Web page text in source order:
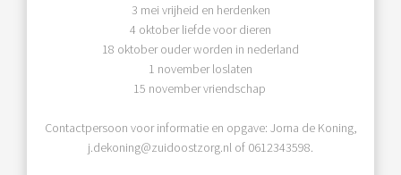
3 mei vrijheid en herdenken
4 oktober liefde voor dieren
18 oktober ouder worden in nederland
1 november loslaten
15 november vriendschap
Contactpersoon voor informatie en opgave: Jorna de Koning,
j.dekoning@zuidoostzorg.nl of 0612343598.